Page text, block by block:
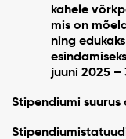
kahele
mis on
ning
juuni 2025 –
Stipendiumi suurus